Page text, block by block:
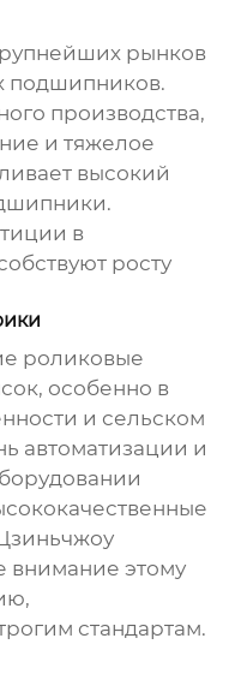
рынков
подшипников.
производства,
и тяжелое
высокий
в
росту
роликовые
особенно в
и сельском
автоматизации и
внимание этому
стандартам.